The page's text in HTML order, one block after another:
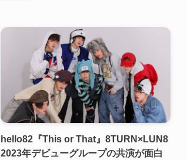
hello82『This or That』8TURN×LUN8
2023年デビューグループの共演が面白